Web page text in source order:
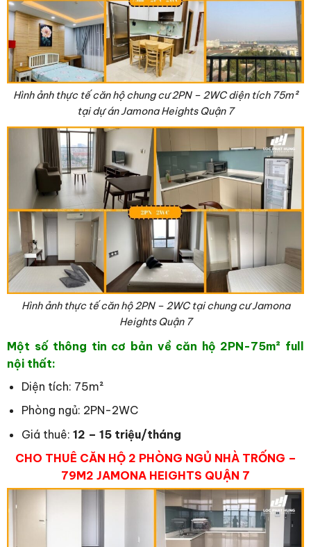
Hình ảnh thực tế căn hộ chung cư 2PN – 2WC diện tích 75m²
tại dự án Jamona Heights Quận 7
Hình ảnh thực tế căn hộ 2PN – 2WC tại chung cư Jamona
Heights Quận 7
Một số thông tin cơ bản về căn hộ 2PN-75m² full
nội thất:
Diện tích: 75m²
Phòng ngủ: 2PN-2WC
Giá thuê: 12 – 15 triệu/tháng
CHO THUÊ CĂN HỘ 2 PHÒNG NGỦ NHÀ TRỐNG –
79M2 JAMONA HEIGHTS QUẬN 7